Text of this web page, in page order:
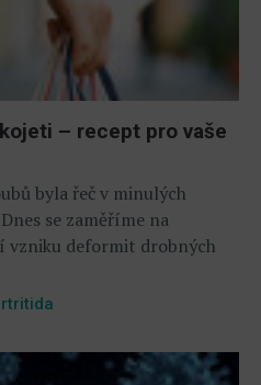
– recept pro vaše
byla řeč v minulých
se zaměříme na
vzniku deformit drobných